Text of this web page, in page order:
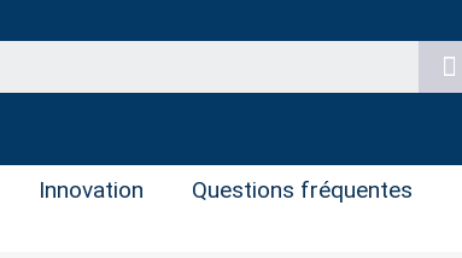
Innovation Questions fréquentes